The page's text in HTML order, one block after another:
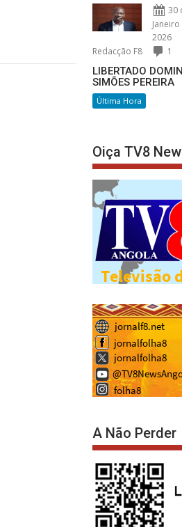
30
2026
Redacção F8
1
LIBERTADO
SIMÕES PEREIRA
Última Hora
Oiça TV8
A Não Perder